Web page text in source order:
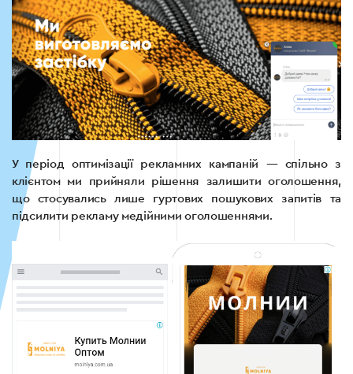
У період оптимізації рекламних кампаній — спільно з
клієнтом ми прийняли рішення залишити оголошення,
що стосувались лише гуртових пошукових запитів та
підсилити рекламу медійними оголошеннями.